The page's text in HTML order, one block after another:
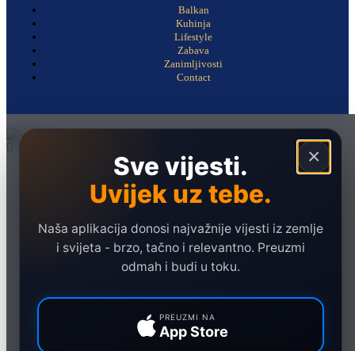
Balkan
Kuhinja
Lifestyle
Zabava
Zanimljivosti
Contact
×
Sve vijesti.
Uvijek uz tebe.
Naša aplikacija donosi najvažnije vijesti iz zemlje
i svijeta - brzo, tačno i relevantno. Preuzmi
odmah i budi u toku.
PREUZMI NA
App Store
Hronika